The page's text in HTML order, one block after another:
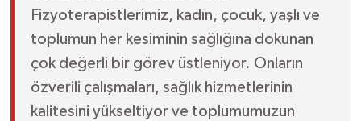
Fizyoterapistlerimiz, kadın, çocuk, yaşlı ve
toplumun her kesiminin sağlığına dokunan
çok değerli bir görev üstleniyor. Onların
özverili çalışmaları, sağlık hizmetlerinin
kalitesini yükseltiyor ve toplumumuzun